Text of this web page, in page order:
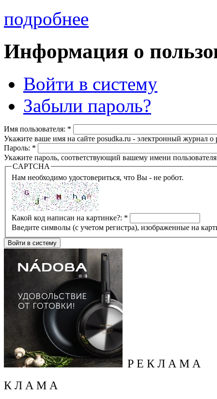
подробнее
Информация о
Войти в систему
Забыли пароль?
Имя пользователя: *
Укажите ваше имя на сайте posudka.ru - электронный журнал
Пароль: *
Укажите пароль, соответствующий вашему имени
CAPTCHA
Нам необходимо удостовериться, что Вы - не робот.
Какой код написан на картинке?: *
Введите символы (с учетом регистра), изображенные на
Р Е К Л А М А
К Л А М А